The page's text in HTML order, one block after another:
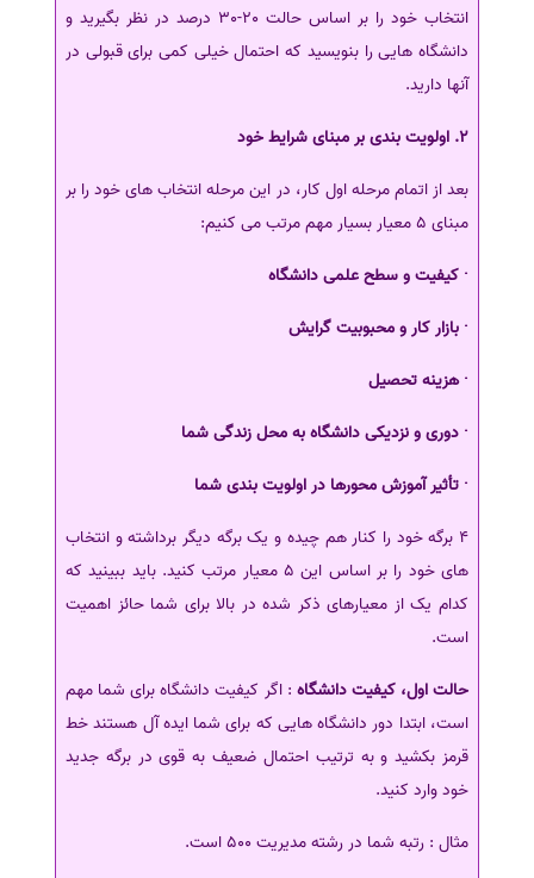
انتخاب خود را بر اساس حالت 20-30 درصد در نظر بگیرید و
دانشگاه هایی را بنویسید که احتمال خیلی کمی برای قبولی در
آنها دارید.
2. اولویت بندی بر مبنای شرایط خود
بعد از اتمام مرحله اول کار، در این مرحله انتخاب های خود را بر
مبنای 5 معیار بسیار مهم مرتب می کنیم:
· کیفیت و سطح علمی دانشگاه
· بازار کار و محبوبیت گرایش
· هزینه تحصیل
· دوری و نزدیکی دانشگاه به محل زندگی شما
· تأثیر آموزش محورها در اولویت بندی شما
4 برگه خود را کنار هم چیده و یک برگه دیگر برداشته و انتخاب
های خود را بر اساس این 5 معیار مرتب کنید. باید ببینید که
کدام یک از معیارهای ذکر شده در بالا برای شما حائز اهمیت
است.
حالت اول، کیفیت دانشگاه : اگر کیفیت دانشگاه برای شما مهم
است، ابتدا دور دانشگاه هایی که برای شما ایده آل هستند خط
قرمز بکشید و به ترتیب احتمال ضعیف به قوی در برگه جدید
خود وارد کنید.
مثال : رتبه شما در رشته مدیریت 500 است.